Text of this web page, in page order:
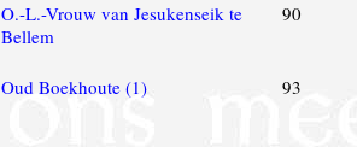
O.-L.-Vrouw van Jesukenseik te
Bellem
90
Oud Boekhoute (1) 93